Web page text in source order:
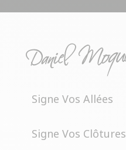
Signe Vos Allées
Signe Vos Clôtures